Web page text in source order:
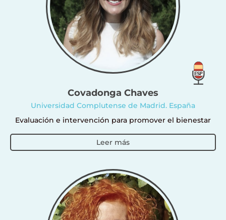
Covadonga Chaves
Universidad Complutense de Madrid. España
Evaluación e intervención para promover el bienestar
Leer más